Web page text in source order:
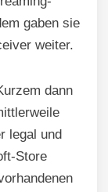
gaben sie
weiter.
dann
legal und
Store